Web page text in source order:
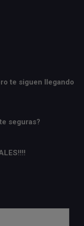
te siguen llegando
seguras?